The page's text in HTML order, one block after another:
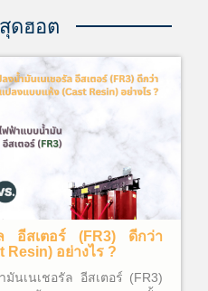
ดฮอต
อีสเตอร์ (FR3) ดีกว่า
อย่างไร ?
นเนเชอรัล อีสเตอร์ (FR3)